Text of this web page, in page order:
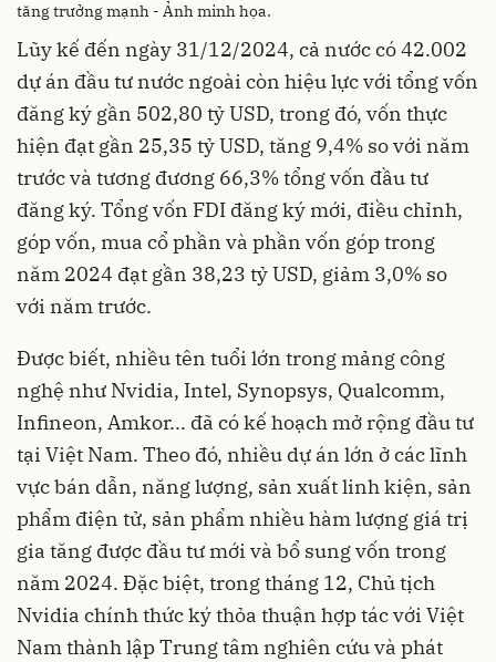
tăng trưởng mạnh - Ảnh minh họa.
Lũy kế đến ngày 31/12/2024, cả nước có 42.002
dự án đầu tư nước ngoài còn hiệu lực với tổng vốn
đăng ký gần 502,80 tỷ USD, trong đó, vốn thực
hiện đạt gần 25,35 tỷ USD, tăng 9,4% so với năm
trước và tương đương 66,3% tổng vốn đầu tư
đăng ký. Tổng vốn FDI đăng ký mới, điều chỉnh,
góp vốn, mua cổ phần và phần vốn góp trong
năm 2024 đạt gần 38,23 tỷ USD, giảm 3,0% so
với năm trước.
Được biết, nhiều tên tuổi lớn trong mảng công
nghệ như Nvidia, Intel, Synopsys, Qualcomm,
Infineon, Amkor... đã có kế hoạch mở rộng đầu tư
tại Việt Nam. Theo đó, nhiều dự án lớn ở các lĩnh
vực bán dẫn, năng lượng, sản xuất linh kiện, sản
phẩm điện tử, sản phẩm nhiều hàm lượng giá trị
gia tăng được đầu tư mới và bổ sung vốn trong
năm 2024. Đặc biệt, trong tháng 12, Chủ tịch
Nvidia chính thức ký thỏa thuận hợp tác với Việt
Nam thành lập Trung tâm nghiên cứu và phát